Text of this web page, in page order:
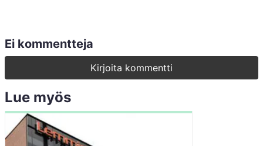
Ei kommentteja
Kirjoita kommentti
Lue myös